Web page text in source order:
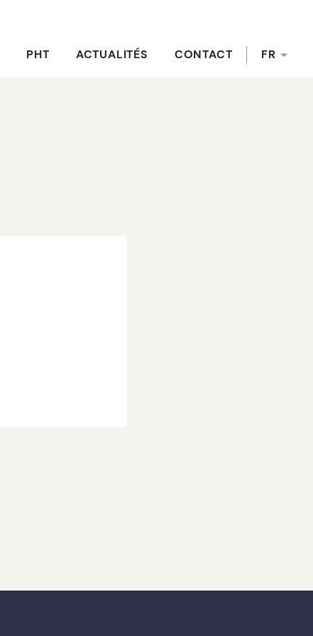
PHT ACTUALITÉS CONTACT FR